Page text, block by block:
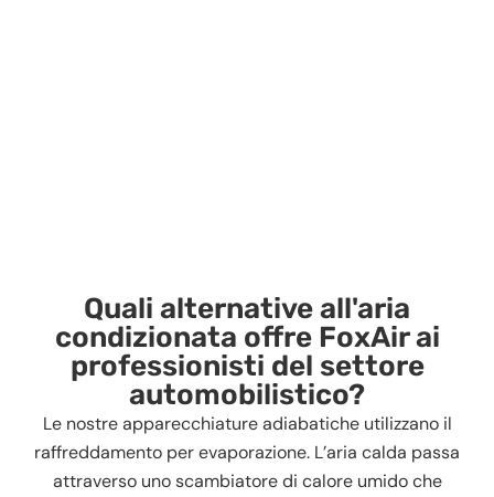
Quali alternative all'aria
condizionata offre FoxAir ai
professionisti del settore
automobilistico?
Le nostre apparecchiature adiabatiche utilizzano il
raffreddamento per evaporazione. L’aria calda passa
attraverso uno scambiatore di calore umido che